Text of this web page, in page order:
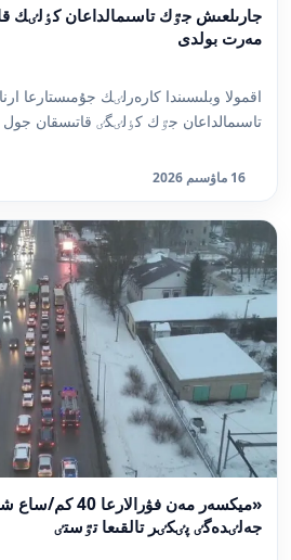
جارىلعىش جٷك تاسىمالداعان كٶلٸك
مەرت بولدى
اقمولا وبلىسىندا كارەرلٸك جۇمىستارعا
تاسىمالداعان جٷك كٶلٸگٸ قاتىسقان جول
16 ماۋسىم 2026
«ميكسەر مەن
جەلٸدەگٸ پٸكٸر تالقىعا تٷستٸ